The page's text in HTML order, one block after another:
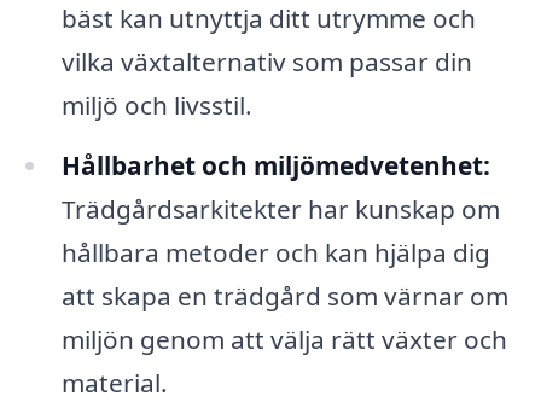
bäst kan utnyttja ditt utrymme och
vilka växtalternativ som passar din
miljö och livsstil.
Hållbarhet och miljömedvetenhet:
Trädgårdsarkitekter har kunskap om
hållbara metoder och kan hjälpa dig
att skapa en trädgård som värnar om
miljön genom att välja rätt växter och
material.